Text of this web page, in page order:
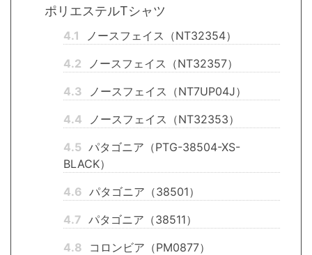
ポリエステルTシャツ
4.1
ノースフェイス（NT32354）
4.2
ノースフェイス（NT32357）
4.3
ノースフェイス（NT7UP04J）
4.4
ノースフェイス（NT32353）
4.5 パタゴニア（PTG-38504-XS-
BLACK）
4.6 パタゴニア（38501）
4.7 パタゴニア（38511）
4.8
コロンビア（PM0877）